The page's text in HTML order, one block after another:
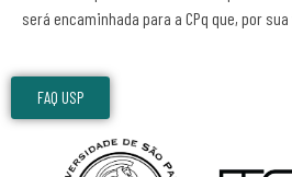
será encaminhada para a CPq que, por
FAQ USP